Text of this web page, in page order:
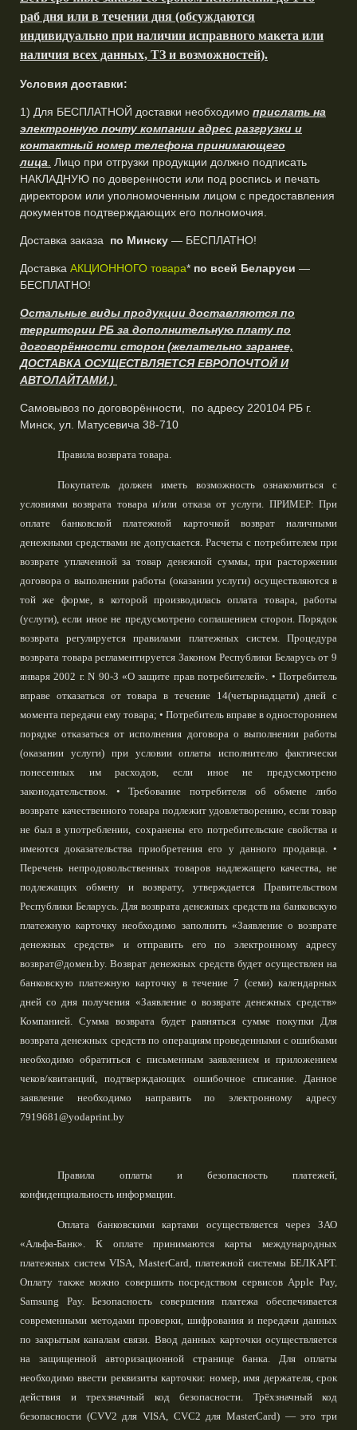
раб дня или в течении дня (обсуждаются
индивидуально при наличии исправного макета или
наличия всех данных, ТЗ и возможностей).
Условия доставки:
1) Для БЕСПЛАТНОЙ доставки необходимо прислать на
электронную почту компании адрес разгрузки и
контактный номер телефона принимающего
лица
Лицо при отгрузки продукции должно подписать
НАКЛАДНУЮ по доверенности или под роспись и печать
директором или уполномоченным лицом с предоставления
документов подтверждающих его полномочия.
Доставка заказа по Минску — БЕСПЛАТНО!
Доставка АКЦИОННОГО товара* по всей Беларуси —
БЕСПЛАТНО!
Остальные виды продукции доставляются по
территории РБ за дополнительную плату по
договорённости сторон (желательно заранее,
ДОСТАВКА ОСУЩЕСТВЛЯЕТСЯ ЕВРОПОЧТОЙ И
АВТОЛАЙТАМИ.)
Самовывоз по договорённости, по адресу 220104 РБ г.
Минск, ул. Матусевича 38-710
Правила возврата товара.
Покупатель должен иметь возможность ознакомиться с
условиями возврата товара и/или отказа от услуги. ПРИМЕР: При
оплате банковской платежной карточкой возврат наличными
денежными средствами не допускается. Расчеты с потребителем при
возврате уплаченной за товар денежной суммы, при расторжении
договора о выполнении работы (оказании услуги) осуществляются в
той же форме, в которой производилась оплата товара, работы
(услуги), если иное не предусмотрено соглашением сторон. Порядок
возврата регулируется правилами платежных систем. Процедура
возврата товара регламентируется Законом Республики Беларусь от 9
января 2002 г. N 90-З «О защите прав потребителей». • Потребитель
вправе отказаться от товара в течение 14(четырнадцати) дней с
момента передачи ему товара; • Потребитель вправе в одностороннем
порядке отказаться от исполнения договора о выполнении работы
(оказании услуги) при условии оплаты исполнителю фактически
понесенных им расходов, если иное не предусмотрено
законодательством. • Требование потребителя об обмене либо
возврате качественного товара подлежит удовлетворению, если товар
не был в употреблении, сохранены его потребительские свойства и
имеются доказательства приобретения его у данного продавца. •
Перечень непродовольственных товаров надлежащего качества, не
подлежащих обмену и возврату, утверждается Правительством
Республики Беларусь. Для возврата денежных средств на банковскую
платежную карточку необходимо заполнить «Заявление о возврате
денежных средств» и отправить его по электронному адресу
возврат@домен.by. Возврат денежных средств будет осуществлен на
банковскую платежную карточку в течение 7 (семи) календарных
дней со дня получения «Заявление о возврате денежных средств»
Компанией. Сумма возврата будет равняться сумме покупки Для
возврата денежных средств по операциям проведенными с ошибками
необходимо обратиться с письменным заявлением и приложением
чеков/квитанций, подтверждающих ошибочное списание. Данное
заявление необходимо направить по электронному адресу
7919681@yodaprint.by
Правила оплаты и безопасность платежей,
конфиденциальность информации.
Оплата банковскими картами осуществляется через ЗАО
«Альфа-Банк». К оплате принимаются карты международных
платежных систем VISA, MasterCard, платежной системы БЕЛКАРТ.
Оплату также можно совершить посредством сервисов Apple Pay,
Samsung Pay. Безопасность совершения платежа обеспечивается
современными методами проверки, шифрования и передачи данных
по закрытым каналам связи. Ввод данных карточки осуществляется
на защищенной авторизационной странице банка. Для оплаты
необходимо ввести реквизиты карточки: номер, имя держателя, срок
действия и трехзначный код безопасности. Трёхзначный код
безопасности (CVV2 для VISA, CVC2 для MasterCard) — это три